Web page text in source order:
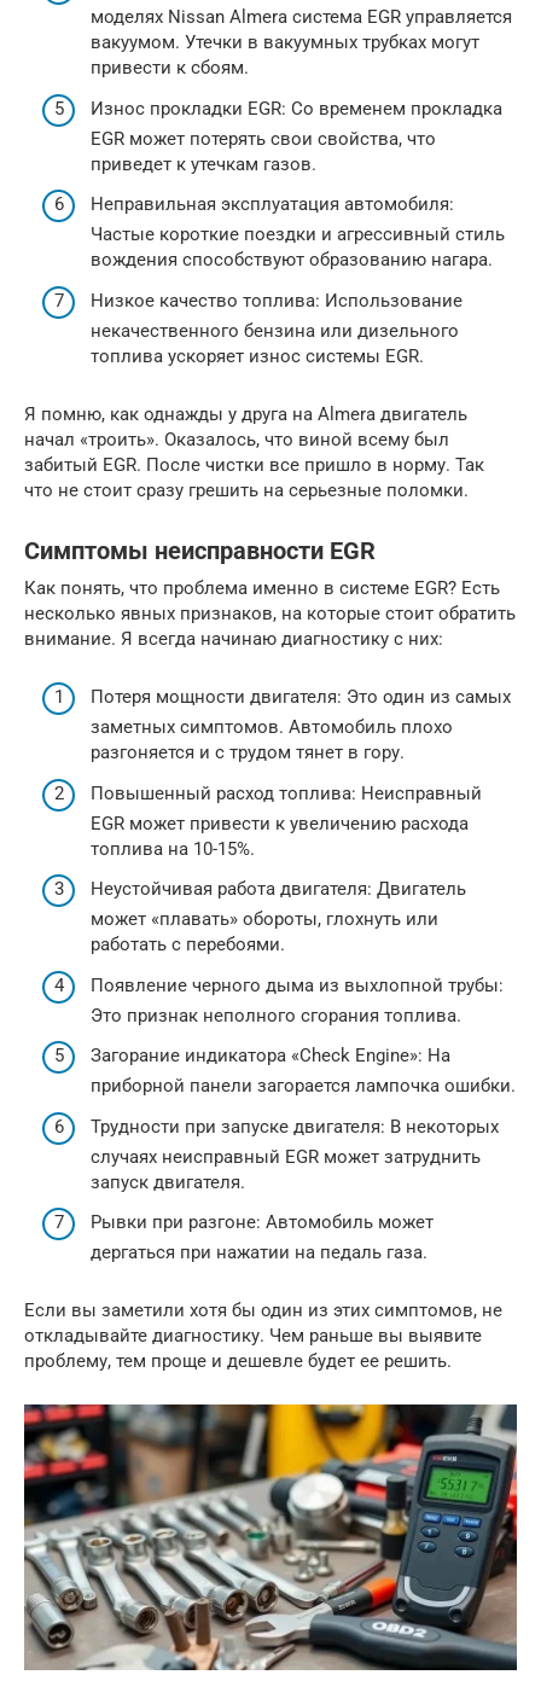
моделях Nissan Almera система EGR управляется
вакуумом. Утечки в вакуумных трубках могут
привести к сбоям.
Износ прокладки EGR: Со временем прокладка
EGR может потерять свои свойства, что
приведет к утечкам газов.
Неправильная эксплуатация автомобиля:
Частые короткие поездки и агрессивный стиль
вождения способствуют образованию нагара.
Низкое качество топлива: Использование
некачественного бензина или дизельного
топлива ускоряет износ системы EGR.
Я помню, как однажды у друга на Almera двигатель
начал «троить». Оказалось, что виной всему был
забитый EGR. После чистки все пришло в норму. Так
что не стоит сразу грешить на серьезные поломки.
Симптомы неисправности EGR
Как понять, что проблема именно в системе EGR? Есть
несколько явных признаков, на которые стоит обратить
внимание. Я всегда начинаю диагностику с них:
Потеря мощности двигателя: Это один из самых
заметных симптомов. Автомобиль плохо
разгоняется и с трудом тянет в гору.
Повышенный расход топлива: Неисправный
EGR может привести к увеличению расхода
топлива на 10-15%.
Неустойчивая работа двигателя: Двигатель
может «плавать» обороты, глохнуть или
работать с перебоями.
Появление черного дыма из выхлопной трубы:
Это признак неполного сгорания топлива.
Загорание индикатора «Check Engine»: На
приборной панели загорается лампочка ошибки.
Трудности при запуске двигателя: В некоторых
случаях неисправный EGR может затруднить
запуск двигателя.
Рывки при разгоне: Автомобиль может
дергаться при нажатии на педаль газа.
Если вы заметили хотя бы один из этих симптомов, не
откладывайте диагностику. Чем раньше вы выявите
проблему, тем проще и дешевле будет ее решить.